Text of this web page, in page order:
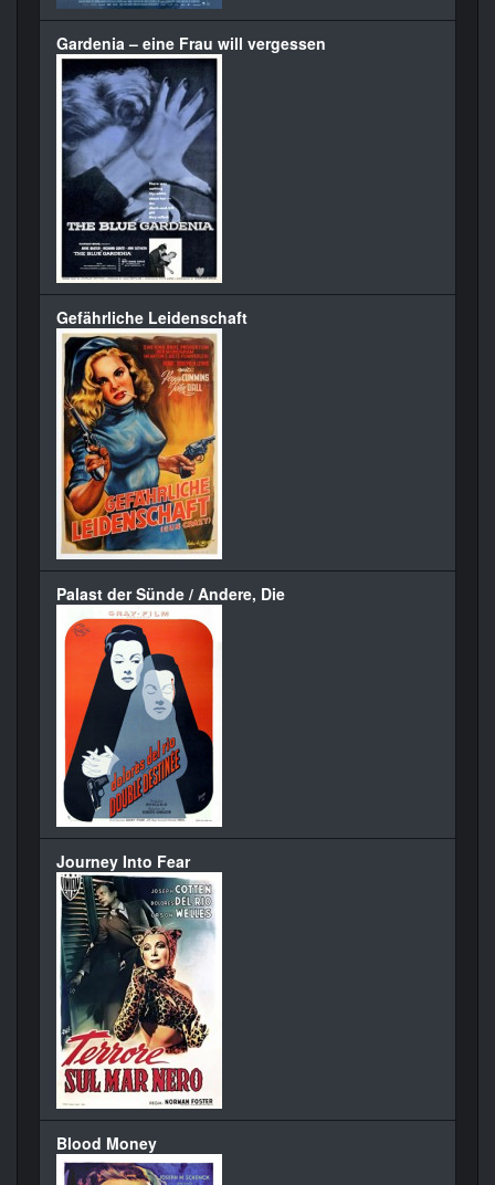
Gardenia – eine Frau will vergessen
Gefährliche Leidenschaft
Palast der Sünde / Andere, Die
Journey Into Fear
Blood Money